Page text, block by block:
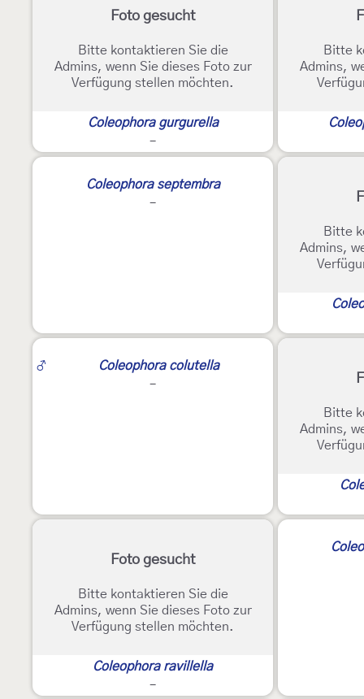
Foto gesucht
Bitte kontaktieren Sie die
Admins, wenn Sie dieses Foto zur
Verfügung stellen möchten.
Coleophora gurgurella
-
Bitte
Admins,
Coleophora septembra
-
Bitte
Admins,
♂ Coleophora colutella
-
Bitte
Admins,
Foto gesucht
Bitte kontaktieren Sie die
Admins, wenn Sie dieses Foto zur
Verfügung stellen möchten.
Coleophora ravillella
-